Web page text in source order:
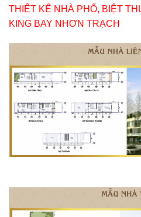
THIẾT KẾ NHÀ PHỐ, BIỆT
KING BAY NHƠN TRẠCH